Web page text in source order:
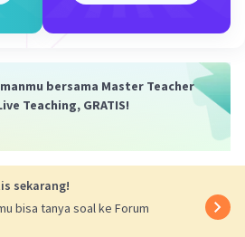
( Balas
bersama Master Teacher
Teaching, GRATIS!
sekarang!
bisa tanya soal ke Forum